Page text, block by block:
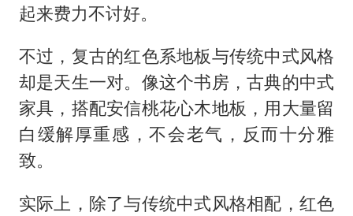
起来费力不讨好。
不过，复古的红色系地板与传统中式风格
却是天生一对。像这个书房，古典的中式
家具，搭配安信桃花心木地板，用大量留
白缓解厚重感，不会老气，反而十分雅
致。
实际上，除了与传统中式风格相配，红色